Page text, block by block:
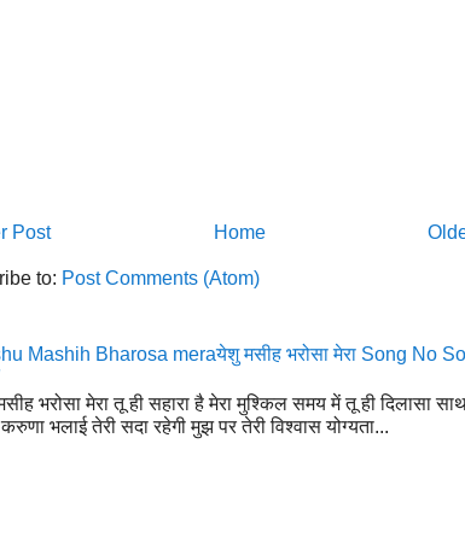
Post Home
to: Post Comments (Atom)
Mashih Bharosa meraयेशु मसीह भरोसा मेरा Song No
भरोसा मेरा तू ही सहारा है मेरा मुश्किल समय में तू ही दिलासा
भलाई तेरी सदा रहेगी मुझ पर तेरी विश्वास योग्यता...